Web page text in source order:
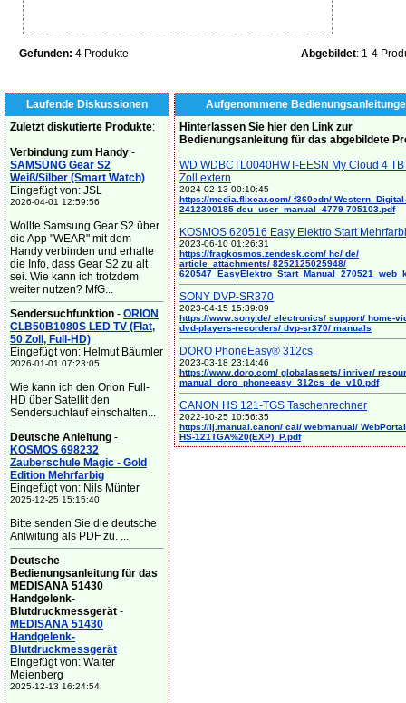
Gefunden: 4 Produkte Abgebildet: 1-4
Laufende Diskussionen
Zuletzt diskutierte Produkte:
Verbindung zum Handy -
SAMSUNG Gear S2
Weiß/Silber (Smart Watch)
Eingefügt von: JSL
2026-04-01 12:59:56
Wollte Samsung Gear S2 über
die App "WEAR" mit dem
Handy verbinden und erhalte
die Info, dass Gear S2 zu alt
sei. Wie kann ich trotzdem
weiter nutzen? MfG...
Sendersuchfunktion - ORION
CLB50B1080S LED TV (Flat,
50 Zoll, Full-HD)
Eingefügt von: Helmut Bäumler
2026-01-01 07:23:05
Wie kann ich den Orion Full-
HD über Satellit den
Sendersuchlauf einschalten...
Deutsche Anleitung -
KOSMOS 698232
Zauberschule Magic - Gold
Edition Mehrfarbig
Eingefügt von: Nils Münter
2025-12-25 15:15:40
Bitte senden Sie die deutsche
Anlwitung als PDF zu. ...
Deutsche
Bedienungsanleitung für das
MEDISANA 51430
Handgelenk-
Blutdruckmessgerät -
MEDISANA 51430
Handgelenk-
Blutdruckmessgerät
Eingefügt von: Walter
Meienberg
2025-12-13 16:24:54
Aufgenommene
Hinterlassen Sie hier den Link zur
Bedienungsanleitung für das abgebildete
WD WDBCTL0040HWT-EESN My Cloud 4
Zoll extern
2024-02-13 00:10:45
https://media.flixcar.com/ f360cdn/ Western_Digital-
2412300185-deu_user_manual_4779-705103.pdf
KOSMOS 620516 Easy Elektro Start
2023-06-10 01:26:31
https://fragkosmos.zendesk.com/ hc/ de/
article_attachments/ 8252125025948/
SONY DVP-SR370
2023-04-15 15:39:09
https://www.sony.de/ electronics/ support/ home-
dvd-players-recorders/ dvp-sr370/ manuals
DORO PhoneEasy® 312cs
2023-03-18 23:14:46
https://www.doro.com/ globalassets/ inriver/
manual_doro_phoneeasy_312cs_de_v10.pdf
CANON HS 121-TGS Taschenrechner
2022-10-25 10:56:35
https://ij.manual.canon/ cal/ webmanual/
HS-121TGA%20(EXP)_P.pdf